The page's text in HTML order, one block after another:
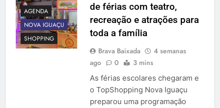
AGENDA
NOVA IGUAÇU
SHOPPING
de férias com teatro,
recreação e atrações para
toda a família
Brava Baixada
4 semanas
ago
0 3 mins
As férias escolares chegaram e
o TopShopping Nova Iguaçu
preparou uma programação